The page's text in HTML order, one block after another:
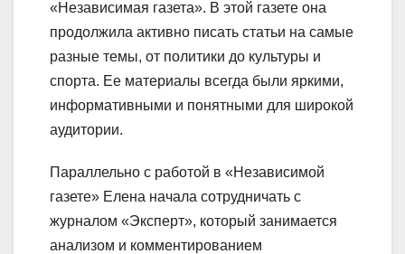
«Независимая газета». В этой газете она
продолжила активно писать статьи на самые
разные темы, от политики до культуры и
спорта. Ее материалы всегда были яркими,
информативными и понятными для широкой
аудитории.
Параллельно с работой в «Независимой
газете» Елена начала сотрудничать с
журналом «Эксперт», который занимается
анализом и комментированием